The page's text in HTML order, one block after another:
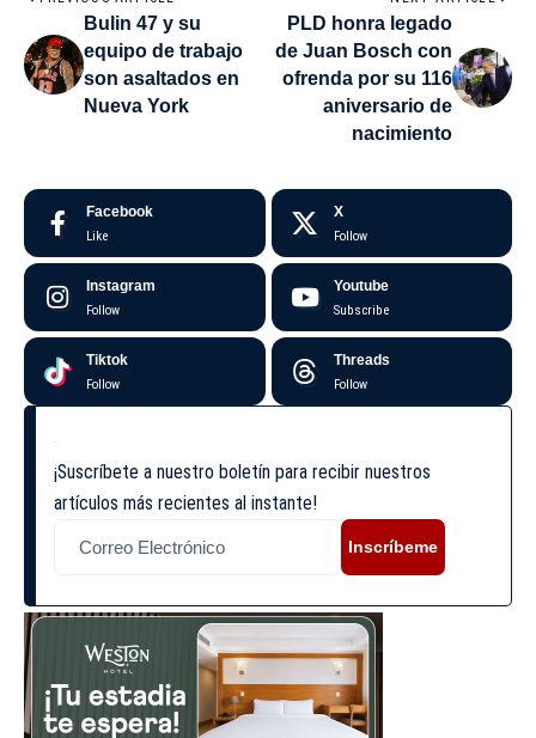
Bulin 47 y su
equipo de trabajo
son asaltados en
Nueva York
PLD honra legado
de Juan Bosch con
ofrenda por su 116
aniversario de
nacimiento
Facebook
Like
X
Follow
Instagram
Follow
Youtube
Subscribe
Tiktok
Follow
Threads
Follow
¡Suscríbete a nuestro boletín para recibir nuestros
artículos más recientes al instante!
Inscríbeme